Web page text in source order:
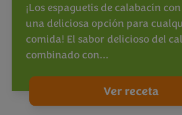
¡Los espaguetis de calabacín
una deliciosa opción para
comida! El sabor delicioso del
combinado con…
Ver receta